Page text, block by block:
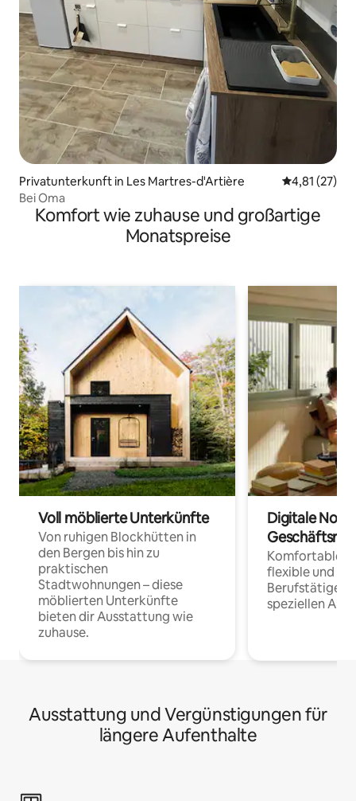
Privatunterkunft in Les Martres-d'Artière
4,81 (27)
Bei Oma
Komfort wie zuhause und großartige
Monatspreise
Voll möblierte Unterkünfte
Von ruhigen Blockhütten in
den Bergen bis hin zu
praktischen
Stadtwohnungen – diese
möblierten Unterkünfte
bieten dir Ausstattung wie
zuhause.
Digitale
Komfortable
flexible und
Berufstätige
speziellen
Ausstattung und Vergünstigungen für
längere Aufenthalte